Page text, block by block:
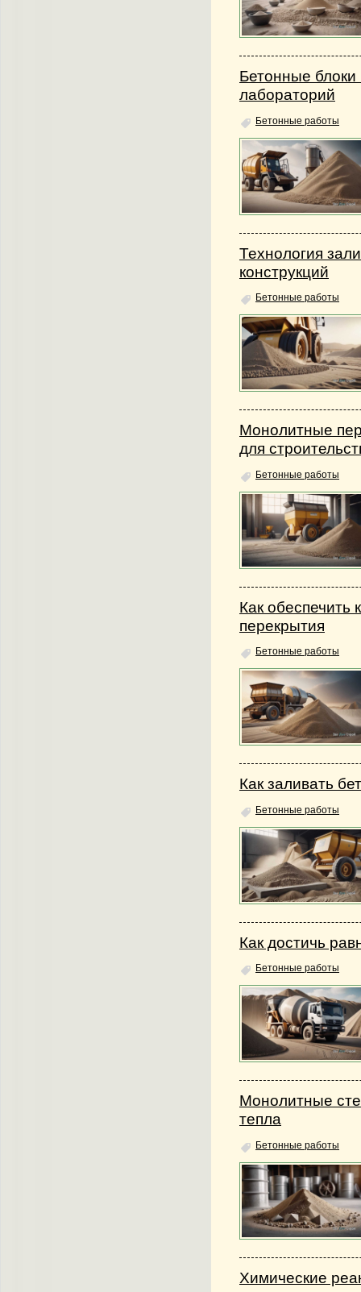
Бетонные
лабораторий
Бетонные работы
Технология
конструкций
Бетонные работы
Монолитные
для
Бетонные работы
Как обеспечить
перекрытия
Бетонные работы
Как заливать
Бетонные работы
Как достичь
Бетонные работы
Монолитные
тепла
Бетонные работы
Химические